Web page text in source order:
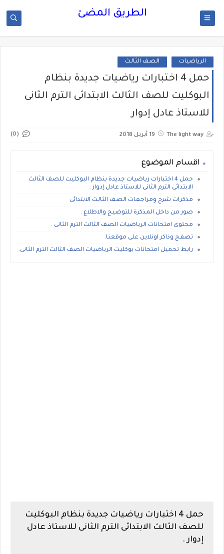
الطريق المضئ
الرياضيات الصف الثالث
حمل 4 اختبارات رياضيات جديدة بنظام
البوكليت للصف الثالث الابتدائى الترم الثانى
للاستاذ عادل إدوار
The light way 19 أبريل 2018 (0)
اقسام الموضوع
حمل 4 اختبارات رياضيات جديدة بنظام البوكليت للصف الثالث
الابتدائى الترم الثانى للاستاذ عادل إدوار .
مذكرات شرح ومراجعات الصف الثالث الابتدائى
صور من داخل المذكرة للتوضيح والاطلاع .
محتوى امتحانات الرياضيات الصف الثالث الترم الثانى .
تصفح وذاكر اونلاين على موقعنا.
رابط تحميل امتحانات بوكليت الرياضيات الصف الثالث الترم الثانى.
حمل 4 اختبارات رياضيات جديدة بنظام البوكليت
للصف الثالث الابتدائى الترم الثانى للاستاذ عادل
إدوار .